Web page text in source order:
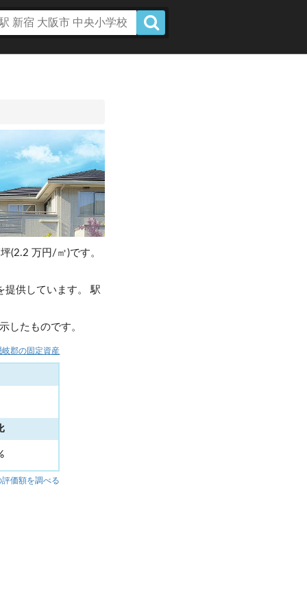
(2.2 万円/㎡)です。
提供しています。 駅
したものです。
岐郡の固定資産
価額を調べる